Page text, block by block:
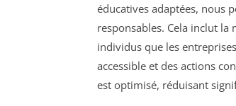
éducatives adaptées, nous
responsables. Cela inclut
individus que les
accessible et des actions
est optimisé, réduisant